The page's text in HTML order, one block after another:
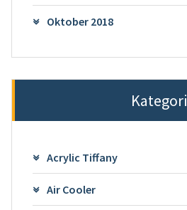
Oktober 2018
Kategori
Acrylic Tiffany
Air Cooler